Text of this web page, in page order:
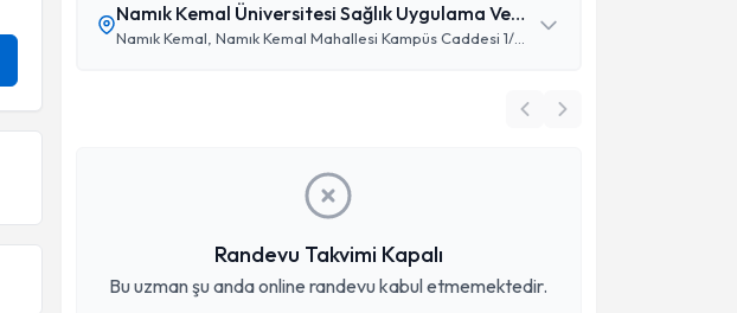
Namık Kemal Üniversitesi Sağlık Uygulama Ve Araştırma Hastanesi
Namık Kemal, Namık Kemal Mahallesi Kampüs Caddesi 1/14
Randevu Takvimi Kapalı
Bu uzman şu anda online randevu kabul etmemektedir.